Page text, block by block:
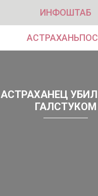
ИНФОШТАБ
АСТРАХАНЕЦ УБИЛ
ГАЛСТУКОМ